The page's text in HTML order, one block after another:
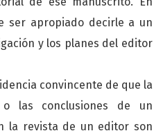
ser apropiado decirle a un
y los planes del editor
convincente de que la
las conclusiones de un
la revista de un editor son